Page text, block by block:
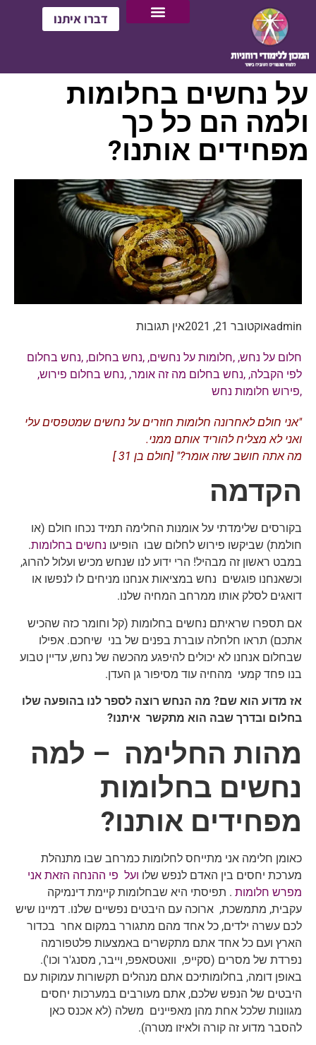
דברו איתנו
על נחשים בחלומות
ולמה הם כל כך
מפחידים אותנו?
adminאוקטובר 21, 2021 אין תגובות
חלום על נחש, ,חלומות על נחשים, ,נחש בחלום, ,נחש בחלום
לפי הקבלה, ,נחש בחלום מה זה אומר, ,נחש בחלום פירוש,
,פירוש חלומות נחש
"אני חולם לאחרונה חלומות חוזרים על נחשים שמטפסים עלי
ואני לא מצליח להוריד אותם ממני.
מה אתה חושב שזה אומר?" [חולם בן 31 ]
הקדמה
בקורסים שלימדתי על אומנות החלימה תמיד נכחו חולם (או
חולמת) שביקשו פירוש לחלום שבו הופיעו נחשים בחלומות.
במבט ראשון זה מבהיל! הרי ידוע לנו שנחש מכיש ועלול להרוג,
וכשאנחנו פוגשים נחש במציאות אנחנו מניחים לו לנפשו או
דואגים לסלק אותו ממרחב המחיה שלנו.
אם תספרו שראיתם נחשים בחלומות (קל וחומר כזה שהכיש
אתכם) תראו חלחלה עוברת בפנים של בני שיחכם. אפילו
שבחלום אנחנו לא יכולים להיפגע מהכשה של נחש, עדיין טבוע
בנו פחד קמעי מהחיה עוד מסיפור גן העדן.
אז מדוע הוא שם? מה הנחש רוצה לספר לנו בהופעה שלו
בחלום ובדרך שבה הוא מתקשר איתנו?
מהות החלימה – למה
נחשים בחלומות
מפחידים אותנו?
כאומן חלימה אני מתייחס לחלומות כמרחב שבו מתנהלת
מערכת יחסים בין האדם לנפש שלו ועל פי ההנחה הזאת אני
מפרש חלומות . תפיסתי היא שבחלומות קיימת דינמיקה
עקבית, מתמשכת, ארוכה עם היבטים נפשיים שלנו. דמיינו שיש
לכם עשרה ילדים, כל אחד מהם מתגורר במקום אחר בכדור
הארץ ועם כל אחד אתם מתקשרים באמצעות פלטפורמה
נפרדת של מסרים (סקייפ, וואטסאפפ, וייבר, מסנג'ר וכו').
באופן דומה, בחלומותיכם אתם מנהלים תקשורות עמוקות עם
היבטים של הנפש שלכם, אתם מעורבים במערכות יחסים
מגוונות שלכל אחת מהן מאפיינים משלה (לא אכנס כאן
להסבר מדוע זה קורה ולאיזו מטרה).